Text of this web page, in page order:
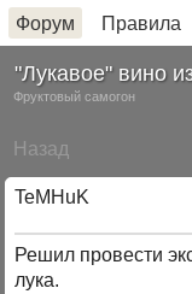
Форум Правила
"Лукавое" вино
Фруктовый самогон
Назад
TeMHuK
Решил провести
лука.